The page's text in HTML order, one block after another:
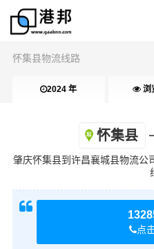
怀集县物流线路
2024 年 浏
怀集县
肇庆怀集县到许昌襄城县物流公
点